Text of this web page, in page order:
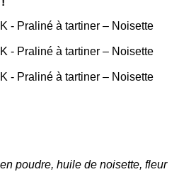
en poudre, huile de noisette, fleur